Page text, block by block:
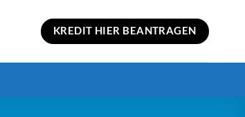
KREDIT HIER BEANTRAGEN